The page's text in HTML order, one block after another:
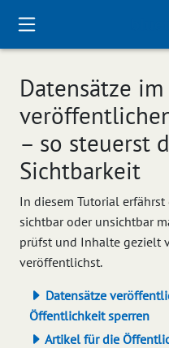
Datensätze
– so steuerst
Sichtbarkeit
In diesem Tutorial
sichtbar oder unsichtbar
prüfst und Inhalte gezielt
veröffentlichst.
Datensätze
Öffentlichkeit sperren
Artikel für die